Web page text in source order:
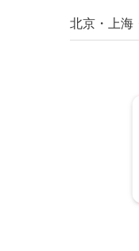
北京・上海